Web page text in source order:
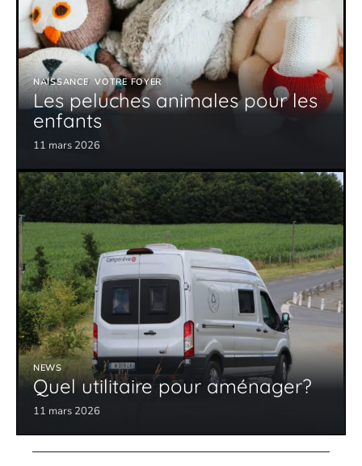
NAISSANCE VOTRE FOYER
Les peluches animales pour les
enfants
11 mars 2026
NEWS
Quel utilitaire pour aménager?
11 mars 2026